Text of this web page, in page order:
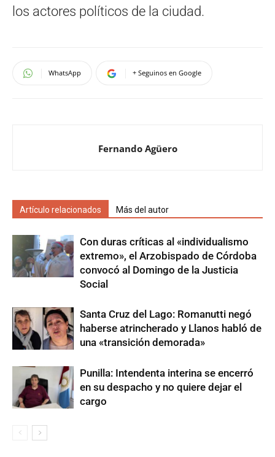
los actores políticos de la ciudad.
WhatsApp + Seguinos en Google
Fernando Agüero
Artículo relacionados Más del autor
Con duras críticas al «individualismo
extremo», el Arzobispado de Córdoba
convocó al Domingo de la Justicia
Social
Santa Cruz del Lago: Romanutti negó
haberse atrincherado y Llanos habló de
una «transición demorada»
Punilla: Intendenta interina se encerró
en su despacho y no quiere dejar el
cargo